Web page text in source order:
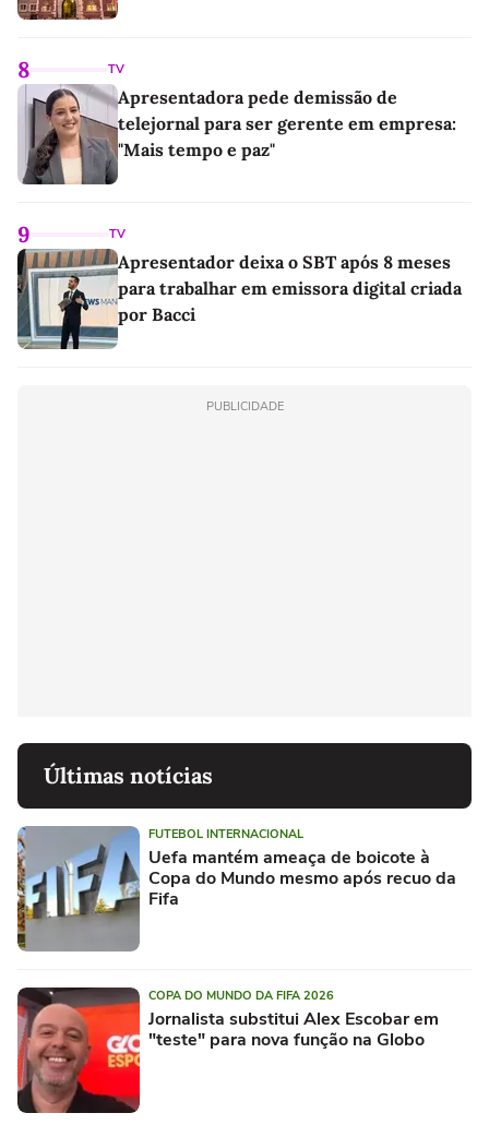
8 TV
Apresentadora pede demissão de
telejornal para ser gerente em empresa:
"Mais tempo e paz"
9 TV
Apresentador deixa o SBT após 8 meses
para trabalhar em emissora digital criada
por Bacci
PUBLICIDADE
Últimas notícias
FUTEBOL INTERNACIONAL
Uefa mantém ameaça de boicote à
Copa do Mundo mesmo após recuo da
Fifa
COPA DO MUNDO DA FIFA 2026
Jornalista substitui Alex Escobar em
"teste" para nova função na Globo